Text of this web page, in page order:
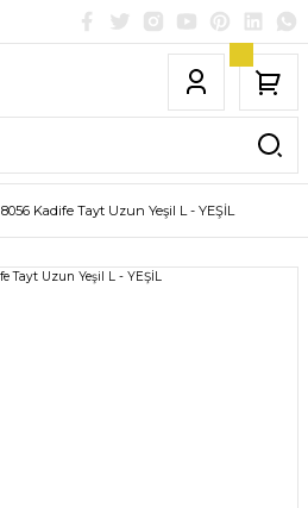
8056 Kadife Tayt Uzun Yeşil L - YEŞİL